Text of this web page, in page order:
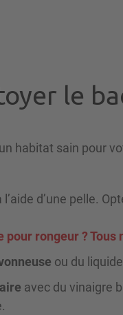
le
habitat sain pour
l’aide d’une pelle.
rongeur ? Tous
ou du
avec du vinaigre